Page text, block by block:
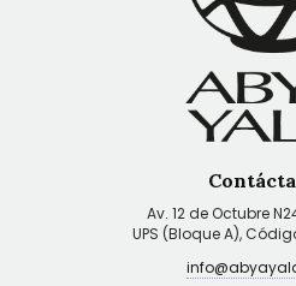
Av. 12 de Octubre
UPS (Bloque A),